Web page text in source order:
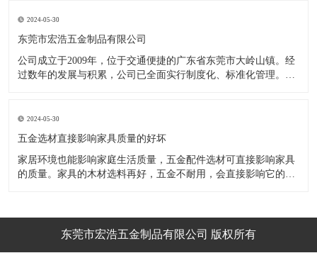
调节脚，橱柜就像得了“软骨症”，站都站不直……五花八门的橱
柜五金件好
2024-05-30
东莞市宏浩五金制品有限公司
公司成立于2009年，位于交通便捷的广东省东莞市大岭山镇。经
过数年的发展与积累，公司已全面实行制度化、标准化管理。从
的改造创新，设计制造了一系列更加新颖、美观、更具时代潮流
的新
2024-05-30
五金选材直接影响家具质量的好坏
家居环境也能影响家庭生活质量，五金配件选材可直接影响家具
的质量。家具的木材选料再好，五金不耐用，会直接影响它的使
金、铝合金等。不同五金的加工工艺不同：钳工、表面涂覆处
理、焊接、机械加东莞市宏浩五金制品有限公司 版权所有